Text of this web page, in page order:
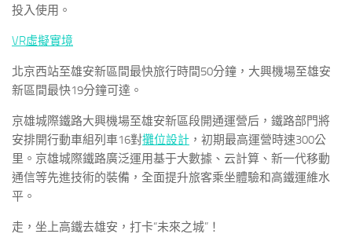
投入使用。
VR虛擬實境
北京西站至雄安新區間最快旅行時間50分鐘，大興機場至雄安
新區間最快19分鐘可達。
京雄城際鐵路大興機場至雄安新區段開通運營后，鐵路部門將
安排開行動車組列車16對攤位設計 ，初期最高運營時速300公
里。京雄城際鐵路廣泛運用基于大數據、云計算、新一代移動
通信等先進技術的裝備，全面提升旅客乘坐體驗和高鐵運維水
平。
走，坐上高鐵去雄安，打卡“未來之城”！